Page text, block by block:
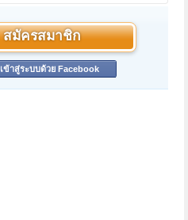
สมัครสมาชิก
เข้าสู่ระบบด้วย Facebook